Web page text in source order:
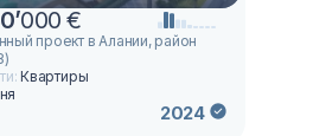
’000 €
проект в Алании, район
Квартиры
2024